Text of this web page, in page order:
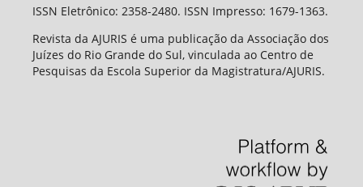
ISSN Eletrônico: 2358-2480. ISSN Impresso: 1679-1363.
Revista da AJURIS é uma publicação da Associação dos
Juízes do Rio Grande do Sul, vinculada ao Centro de
Pesquisas da Escola Superior da Magistratura/AJURIS.